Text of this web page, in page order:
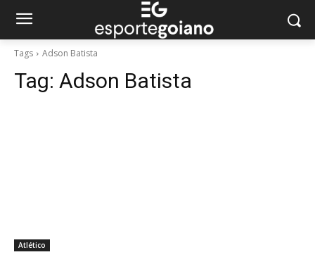
Tags Adson Batista
Tag: Adson Batista
Atlético